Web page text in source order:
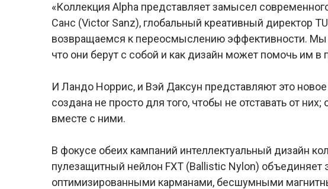
«Коллекция Alpha представляет замысел
Санс (Victor Sanz), глобальный креативный директор
возвращаемся к переосмыслению эффективности. Мы
что они берут с собой и как дизайн может помочь им в
И Ландо Норрис, и Вэй Даксун представляют это
создана не просто для того, чтобы не отставать от
вместе с ними.
В фокусе обеих кампаний интеллектуальный дизайн
пулезащитный нейлон FXT (Ballistic Nylon) объединяет
оптимизированными карманами, бесшумными